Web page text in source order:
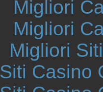
Migliori
Migliori
Migliori
Siti Casino